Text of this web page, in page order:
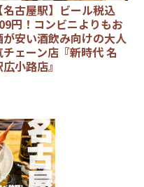
【名古屋駅】ビール税込
円！コンビニよりもお
が安い酒飲み向けの大人
チェーン店『新時代 名
小路店』